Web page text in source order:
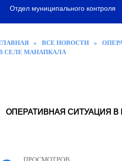
Отдел муниципального контроля
» ВСЕ НОВОСТИ »
СЕЛЕ МАНАПКАЛА
ОПЕРАТИВНАЯ СИТУАЦИЯ